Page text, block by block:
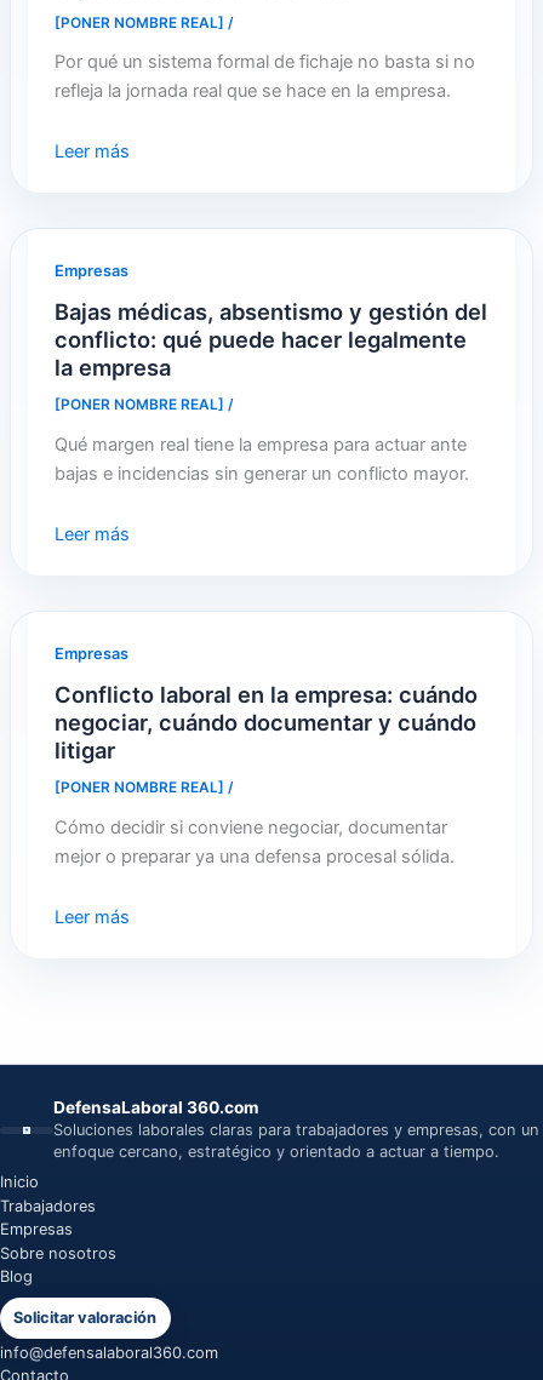
[PONER NOMBRE REAL] /
Por qué un sistema formal de fichaje no basta si no
refleja la jornada real que se hace en la empresa.
Leer más
Empresas
Bajas médicas, absentismo y gestión del
conflicto: qué puede hacer legalmente
la empresa
[PONER NOMBRE REAL]/
Qué margen real tiene la empresa para actuar ante
bajas e incidencias sin generar un conflicto mayor.
Leer más
Empresas
Conflicto laboral en la empresa: cuándo
negociar, cuándo documentar y cuándo
litigar
[PONER NOMBRE REAL]/
Cómo decidir si conviene negociar, documentar
mejor o preparar ya una defensa procesal sólida.
Leer más
DefensaLaboral 360.com
Soluciones laborales claras para trabajadores y empresas, con un
enfoque cercano, estratégico y orientado a actuar a tiempo.
Inicio
Trabajadores
Empresas
Sobre nosotros
Blog
Solicitar valoración
info@defensalaboral360.com
Contacto